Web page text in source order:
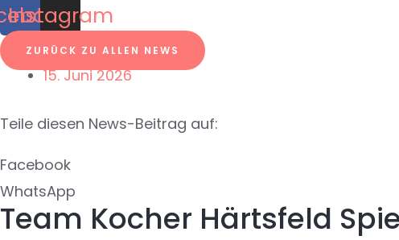
Instagram
ZURÜCK ZU ALLEN NEWS
15. Juni 2026
Teile diesen News-Beitrag auf:
Facebook
WhatsApp
Team Kocher Härtsfeld